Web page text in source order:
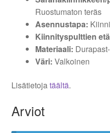
Ruostumaton teräs
Asennustapa:
Kiinnityspulttien
Materiaali:
Väri: Valkoinen
Lisätietojatäältä.
Arviot